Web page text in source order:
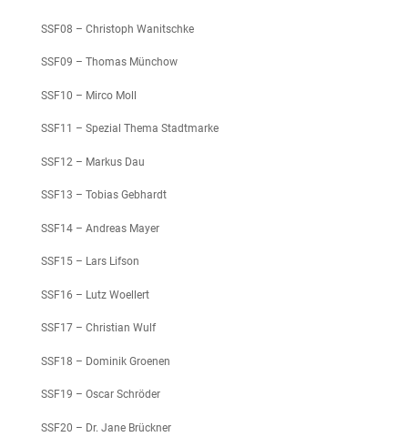
SSF08 – Christoph Wanitschke
SSF09 – Thomas Münchow
SSF10 – Mirco Moll
SSF11 – Spezial Thema Stadtmarke
SSF12 – Markus Dau
SSF13 – Tobias Gebhardt
SSF14 – Andreas Mayer
SSF15 – Lars Lifson
SSF16 – Lutz Woellert
SSF17 – Christian Wulf
SSF18 – Dominik Groenen
SSF19 – Oscar Schröder
SSF20 – Dr. Jane Brückner